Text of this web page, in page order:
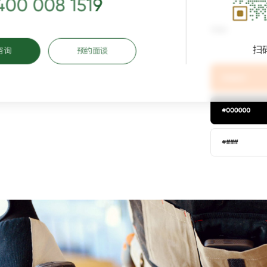
008 1519
询 预约面谈 扫